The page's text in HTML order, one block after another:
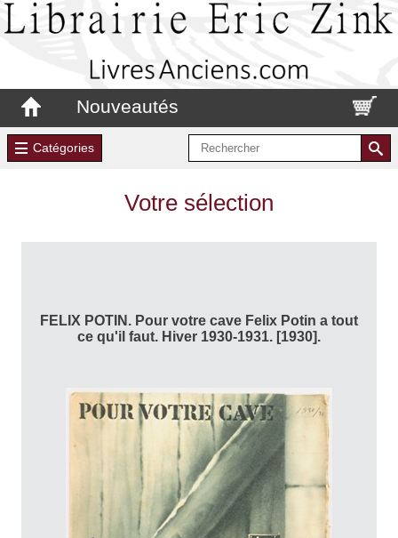
Nouveautés
Catégories
Votre sélection
FELIX POTIN. Pour votre cave Felix Potin a tout
ce qu'il faut. Hiver 1930-1931. [1930].